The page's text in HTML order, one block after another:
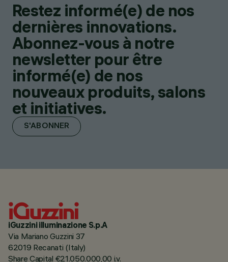
Restez informé(e) de nos
dernières innovations.
Abonnez-vous à notre
newsletter pour être
informé(e) de nos
nouveaux produits, salons
et initiatives.
S'ABONNER
iGuzzini illuminazione S.p.A
Via Mariano Guzzini 37
62019 Recanati (Italy)
Share Capital €21.050.000,00 i.v.